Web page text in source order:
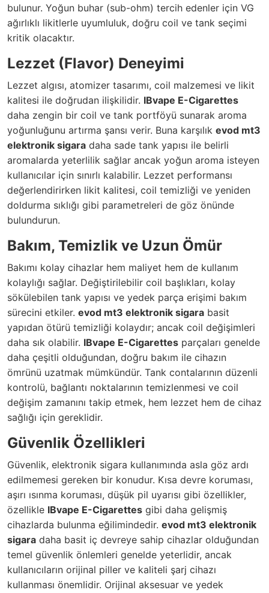
bulunur. Yoğun buhar (sub-ohm) tercih edenler için VG
ağırlıklı likitlerle uyumluluk, doğru coil ve tank seçimi
kritik olacaktır.
Lezzet (Flavor) Deneyimi
Lezzet algısı, atomizer tasarımı, coil malzemesi ve likit
kalitesi ile doğrudan ilişkilidir. IBvape E-Cigarettes
daha zengin bir coil ve tank portföyü sunarak aroma
yoğunluğunu artırma şansı verir. Buna karşılık evod mt3
elektronik sigara daha sade tank yapısı ile belirli
aromalarda yeterlilik sağlar ancak yoğun aroma isteyen
kullanıcılar için sınırlı kalabilir. Lezzet performansı
değerlendirirken likit kalitesi, coil temizliği ve yeniden
doldurma sıklığı gibi parametreleri de göz önünde
bulundurun.
Bakım, Temizlik ve Uzun Ömür
Bakımı kolay cihazlar hem maliyet hem de kullanım
kolaylığı sağlar. Değiştirilebilir coil başlıkları, kolay
sökülebilen tank yapısı ve yedek parça erişimi bakım
sürecini etkiler. evod mt3 elektronik sigara basit
yapıdan ötürü temizliği kolaydır; ancak coil değişimleri
daha sık olabilir. IBvape E-Cigarettes parçaları genelde
daha çeşitli olduğundan, doğru bakım ile cihazın
ömrünü uzatmak mümkündür. Tank contalarının düzenli
kontrolü, bağlantı noktalarının temizlenmesi ve coil
değişim zamanını takip etmek, hem lezzet hem de cihaz
sağlığı için gereklidir.
Güvenlik Özellikleri
Güvenlik, elektronik sigara kullanımında asla göz ardı
edilmemesi gereken bir konudur. Kısa devre koruması,
aşırı ısınma koruması, düşük pil uyarısı gibi özellikler,
özellikle IBvape E-Cigarettes gibi daha gelişmiş
cihazlarda bulunma eğilimindedir. evod mt3 elektronik
sigara daha basit iç devreye sahip cihazlar olduğundan
temel güvenlik önlemleri genelde yeterlidir, ancak
kullanıcıların orijinal piller ve kaliteli şarj cihazı
kullanması önemlidir. Orijinal aksesuar ve yedek